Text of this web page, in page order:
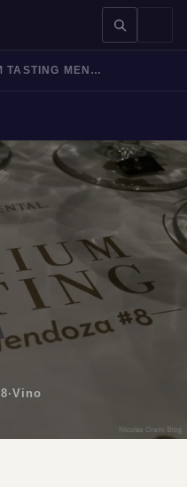
BUSCAR →
Bodegas Jujuy
PREMIUM TASTING MENDOZA
·Vino